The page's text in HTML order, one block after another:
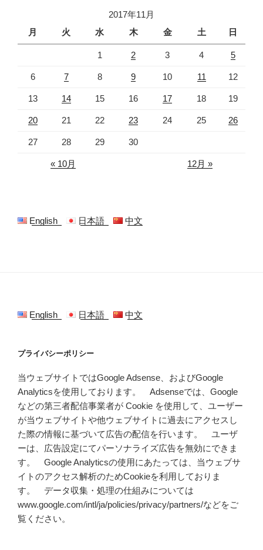
2017年11月
月
火 水 木 金 土 日
1 2 3 4 5
6 7 8 9 10 11 12
13 14 15 16 17 18 19
20 21 22 23 24 25 26
27 28 29 30
« 10月 12月 »
English 日本語 中文
English 日本語 中文
プライバシーポリシー
当ウェブサイトではGoogle Adsense、およびGoogle
Analyticsを使用しております。 Adsenseでは、Google
などの第三者配信事業者が Cookie を使用して、ユーザー
が当ウェブサイトや他ウェブサイトに過去にアクセスし
た際の情報に基づいて広告の配信を行います。 ユーザ
ーは、広告設定にてパーソナライズ広告を無効にできま
す。 Google Analyticsの使用にあたっては、当ウェブサ
イトのアクセス解析のためCookieを利用しておりま
す。 データ収集・処理の仕組みについては
www.google.com/intl/ja/policies/privacy/partners/などをご
覧ください。